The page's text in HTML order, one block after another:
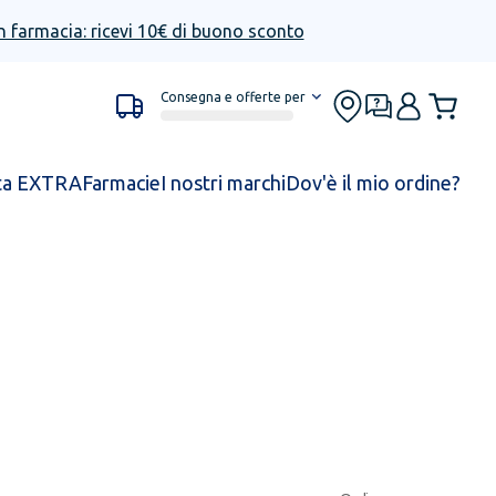
farmacia: ricevi 10€ di buono sconto
Consegna e offerte per
EXTRAFarmacieI nostri marchiDov'è il mio ordine?